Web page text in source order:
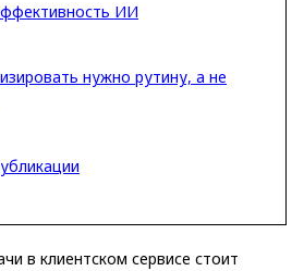
ИИ
нужно рутину, а не
в клиентском сервисе стоит